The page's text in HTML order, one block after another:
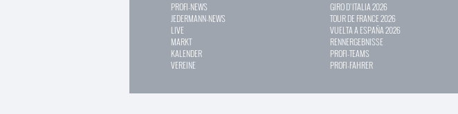
PROFI-NEWS
JEDERMANN-NEWS
LIVE
MARKT
KALENDER
VEREINE
GIRO D`ITALIA 2026
TOUR DE FRANCE 2026
VUELTA A ESPAÑA 2026
RENNERGEBNISSE
PROFI-TEAMS
PROFI-FAHRER